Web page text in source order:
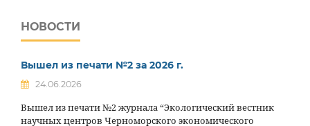
НОВОСТИ
Вышел из печати №2 за 2026 г.
24.06.2026
Вышел из печати №2 журнала “Экологический вестник
научных центров Черноморского экономического